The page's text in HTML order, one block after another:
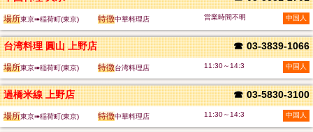
場所東京➠稲荷町(東京) 特徴中華料理店 営業時間不明 中国人
台湾料理 圓山 上野店 ☎ 03-3839-1066
場所東京➠稲荷町(東京) 特徴台湾料理店 11:30～14:3 中国人
過橋米線 上野店 ☎ 03-5830-3100
場所東京➠稲荷町(東京) 特徴中華料理店 11:30～14:3 中国人